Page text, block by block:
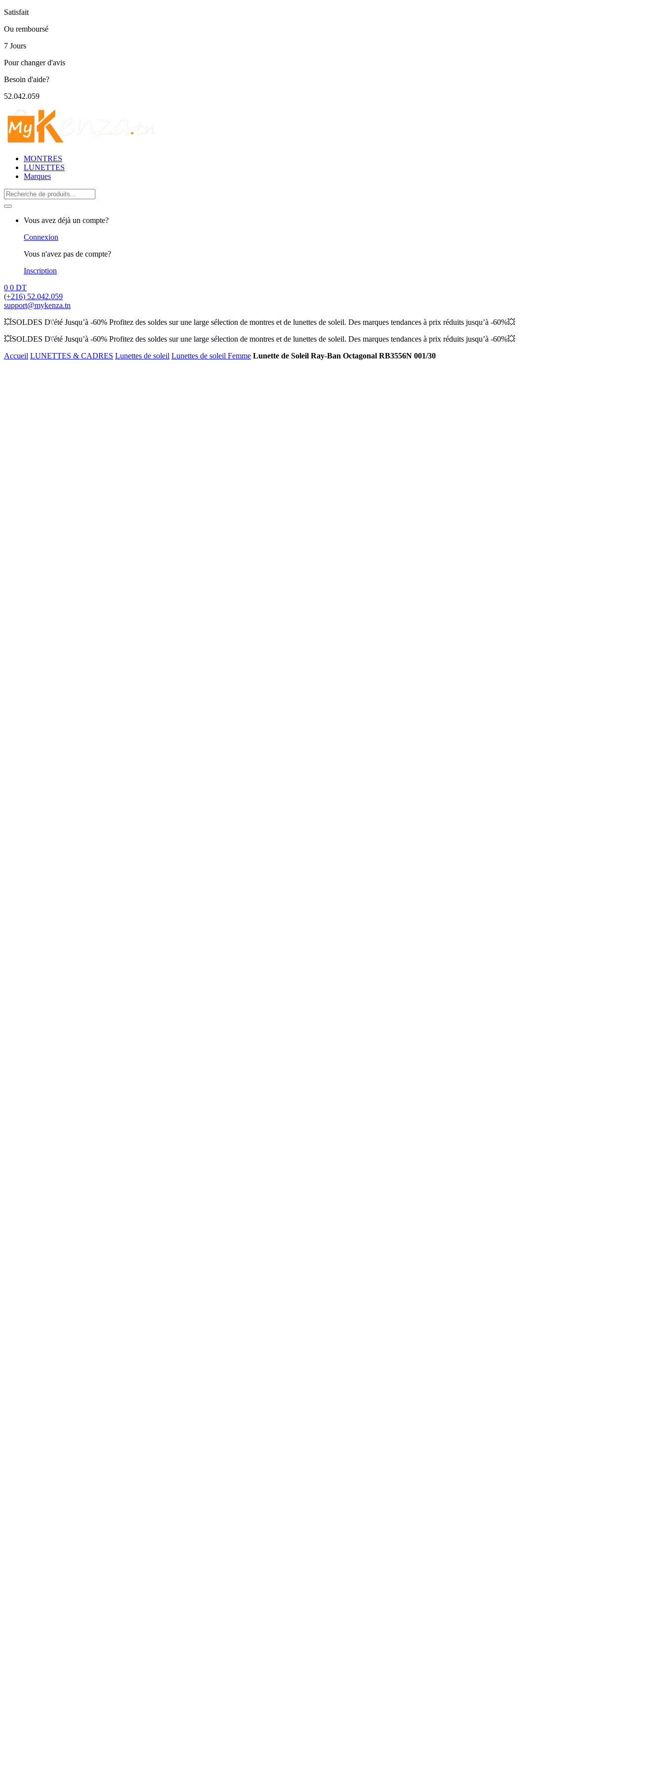
Satisfait
Ou remboursé
7 Jours
Pour changer d'avis
Besoin d'aide?
52.042.059
MONTRES
LUNETTES
Marques
Search
for:
Vous avez déjà un compte?
Connexion
Vous n'avez pas de compte?
Inscription
0 0 DT
(+216) 52.042.059
support@mykenza.tn
💥SOLDES D\'été Jusqu’à -60% Profitez des soldes sur une large sélection de montres et de lunettes de soleil. Des marques tendances à prix réduits jusqu’à -60%💥
💥SOLDES D\'été Jusqu’à -60% Profitez des soldes sur une large sélection de montres et de lunettes de soleil. Des marques tendances à prix réduits jusqu’à -60%💥
Accueil LUNETTES & CADRES Lunettes de soleil Lunettes de soleil Femme Lunette de Soleil Ray-Ban Octagonal RB3556N 001/30